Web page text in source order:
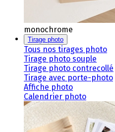
monochrome
Tirage photo
Tous nos tirages photo
Tirage photo souple
Tirage photo contrecollé
Tirage avec porte-photo
Affiche photo
Calendrier photo